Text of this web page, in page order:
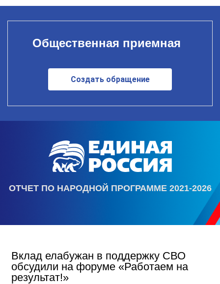
Общественная приемная
Создать обращение
ОТЧЕТ ПО НАРОДНОЙ ПРОГРАММЕ 2021-2026
Вклад елабужан в поддержку СВО
обсудили на форуме «Работаем на
результат!»